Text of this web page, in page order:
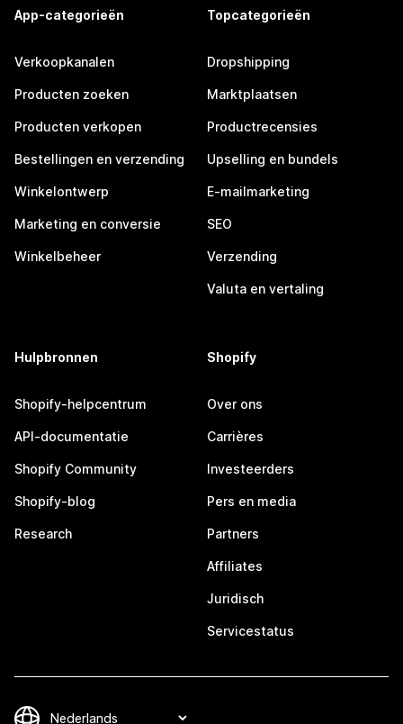
App-categorieën
Verkoopkanalen
Producten zoeken
Producten verkopen
Bestellingen en verzending
Winkelontwerp
Marketing en conversie
Winkelbeheer
Topcategorieën
Dropshipping
Marktplaatsen
Productrecensies
Upselling en bundels
E-mailmarketing
SEO
Verzending
Valuta en vertaling
Hulpbronnen
Shopify-helpcentrum
API-documentatie
Shopify Community
Shopify-blog
Research
Shopify
Over ons
Carrières
Investeerders
Pers en media
Partners
Affiliates
Juridisch
Servicestatus